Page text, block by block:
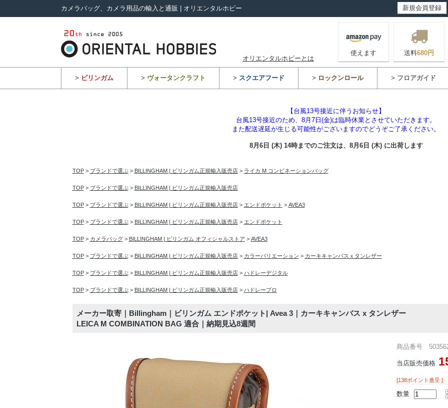
カメラバッグ、カメラ用品の輸入と通販 | オリエンタルホビー 新規会員登録
オリエンタルホビーとは
使えます 送料680円
> ビリンガム > ヴォータンクラフト > スクエアフード > ロックンロール > フロアガイド
【台風13号接近に伴うお知らせ】
台風13号接近のため、8月7日(金)は臨時休業とさせていただきます。
また配送遅延が生じる可能性がございますのでどうぞご了承ください。
8月6日 (木) 14時までのご注文は、 8月6日 (木) に出荷します
TOP> ブランドで選ぶ> BILLINGHAM | ビリンガム正規輸入販売店> ライカ M コンビネーションバッグ
TOP> ブランドで選ぶ> BILLINGHAM | ビリンガム正規輸入販売店
TOP> ブランドで選ぶ> BILLINGHAM | ビリンガム正規輸入販売店> エンドポケット > AVEA3
TOP> ブランドで選ぶ> BILLINGHAM | ビリンガム正規輸入販売店> エンドポケット
TOP> カメラバッグ> BILLINGHAM | ビリンガム オフィシャルストア > AVEA3
TOP> ブランドで選ぶ> BILLINGHAM | ビリンガム正規輸入販売店> カラーバリエーション > カーキキャンバスｘタンレザー
TOP> ブランドで選ぶ> BILLINGHAM | ビリンガム正規輸入販売店> ハドレーデジタル
TOP> ブランドで選ぶ> BILLINGHAM | ビリンガム正規輸入販売店> ハドレープロ
メーカー取寄｜Billingham｜ビリンガム エンドポケット| Avea 3｜カーキキャンバス x タンレザー
LEICA M COMBINATION BAG 適合｜納期見込8週間
商品番号
当店販売価格
[138ポイント進呈 ]
数量